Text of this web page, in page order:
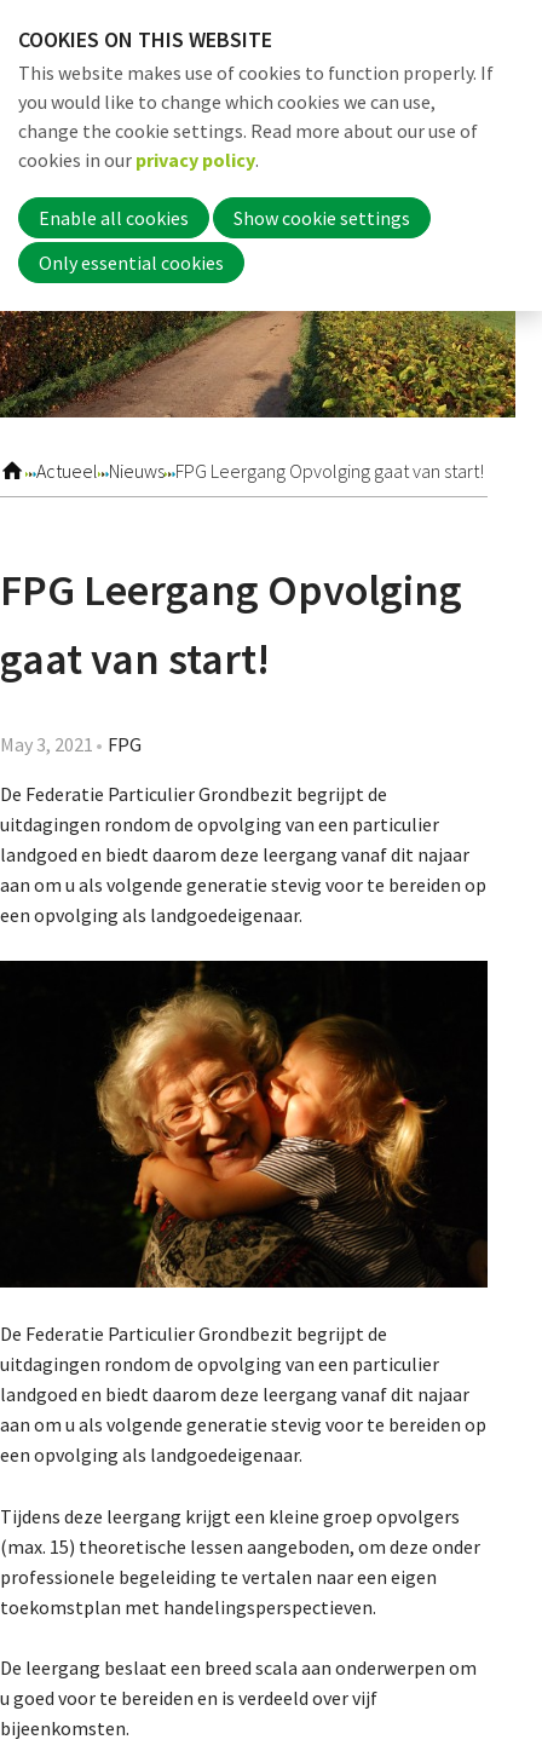
links
Jump
to
navigation
to
main
content
Actueel Nieuws FPG Leergang Opvolging gaat van start!
FPG Leergang Opvolging
gaat van start!
May 3, 2021 FPG
De Federatie Particulier Grondbezit begrijpt de
uitdagingen rondom de opvolging van een particulier
landgoed en biedt daarom deze leergang vanaf dit najaar
aan om u als volgende generatie stevig voor te bereiden op
een opvolging als landgoedeigenaar.
De Federatie Particulier Grondbezit begrijpt de
uitdagingen rondom de opvolging van een particulier
landgoed en biedt daarom deze leergang vanaf dit najaar
aan om u als volgende generatie stevig voor te bereiden op
een opvolging als landgoedeigenaar.
Tijdens deze leergang krijgt een kleine groep opvolgers
(max. 15) theoretische lessen aangeboden, om deze onder
professionele begeleiding te vertalen naar een eigen
toekomstplan met handelingsperspectieven.
De leergang beslaat een breed scala aan onderwerpen om
u goed voor te bereiden en is verdeeld over vijf
bijeenkomsten.
Home
Nieuwsbrief
Lidmaatschap
De Landeigenaar
Contact
COOKIES ON THIS WEBSITE
This website makes use of cookies to function properly. If
you would like to change which cookies we can use,
change the cookie settings. Read more about our use of
cookies in our privacy policy.
Enable all cookies
Show cookie settings
Only essential cookies